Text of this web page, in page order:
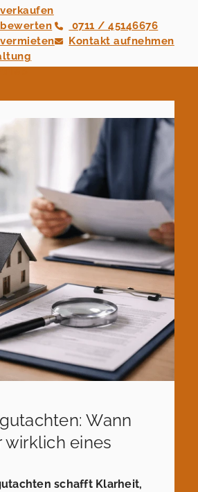
0711 / 45146676
Kontakt aufnehmen
Wann
wirklich eines
schafft Klarheit,